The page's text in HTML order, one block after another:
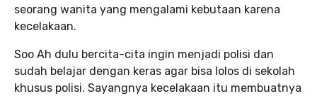
seorang wanita yang mengalami kebutaan karena
kecelakaan.
Soo Ah dulu bercita-cita ingin menjadi polisi dan
sudah belajar dengan keras agar bisa lolos di sekolah
khusus polisi. Sayangnya kecelakaan itu membuatnya